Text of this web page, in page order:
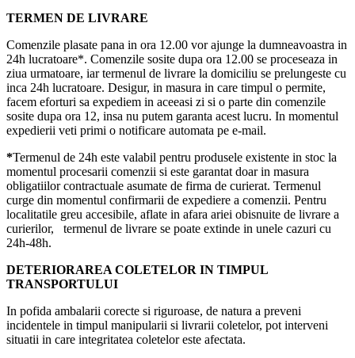
TERMEN DE LIVRARE
Comenzile plasate pana in ora 12.00 vor ajunge la dumneavoastra in
24h lucratoare*. Comenzile sosite dupa ora 12.00 se proceseaza in
ziua urmatoare, iar termenul de livrare la domiciliu se prelungeste cu
inca 24h lucratoare. Desigur, in masura in care timpul o permite,
facem eforturi sa expediem in aceeasi zi si o parte din comenzile
sosite dupa ora 12, insa nu putem garanta acest lucru. In momentul
expedierii veti primi o notificare automata pe e-mail.
*Termenul de 24h este valabil pentru produsele existente in stoc la
momentul procesarii comenzii si este garantat doar in masura
obligatiilor contractuale asumate de firma de curierat. Termenul
curge din momentul confirmarii de expediere a comenzii. Pentru
localitatile greu accesibile, aflate in afara ariei obisnuite de livrare a
curierilor, termenul de livrare se poate extinde in unele cazuri cu
24h-48h.
DETERIORAREA COLETELOR IN TIMPUL
TRANSPORTULUI
In pofida ambalarii corecte si riguroase, de natura a preveni
incidentele in timpul manipularii si livrarii coletelor, pot interveni
situatii in care integritatea coletelor este afectata.